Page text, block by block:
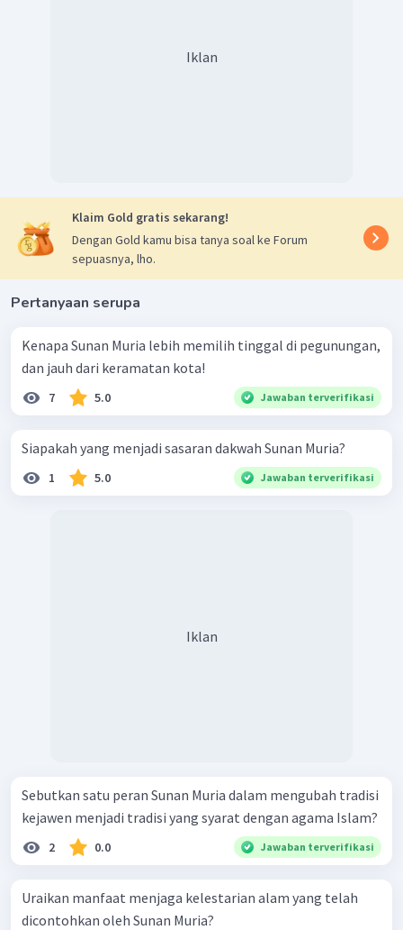
Iklan
Klaim Gold gratis sekarang!
Dengan Gold kamu bisa tanya soal ke Forum
sepuasnya, lho.
Pertanyaan serupa
Kenapa Sunan Muria lebih memilih tinggal di pegunungan,
dan jauh dari keramatan kota!
7 5.0 Jawaban terverifikasi
Siapakah yang menjadi sasaran dakwah Sunan Muria?
1 5.0 Jawaban terverifikasi
Iklan
Sebutkan satu peran Sunan Muria dalam mengubah tradisi
kejawen menjadi tradisi yang syarat dengan agama Islam?
2 0.0 Jawaban terverifikasi
Uraikan manfaat menjaga kelestarian alam yang telah
dicontohkan oleh Sunan Muria?